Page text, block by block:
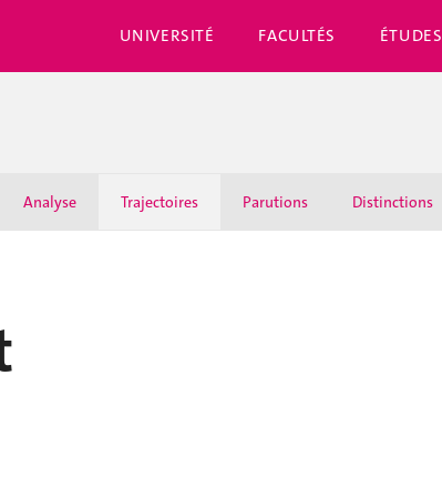
UNIVERSITÉ FACULTÉS ÉTUDES
Analyse Trajectoires Parutions Distinctions